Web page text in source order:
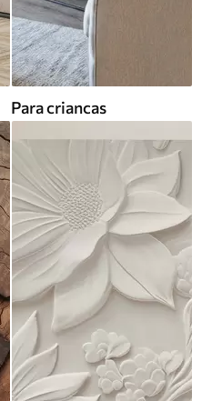
Para criancas